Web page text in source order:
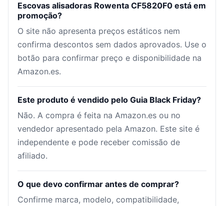
Escovas alisadoras Rowenta CF5820F0 está em
promoção?
O site não apresenta preços estáticos nem
confirma descontos sem dados aprovados. Use o
botão para confirmar preço e disponibilidade na
Amazon.es.
Este produto é vendido pelo Guia Black Friday?
Não. A compra é feita na Amazon.es ou no
vendedor apresentado pela Amazon. Este site é
independente e pode receber comissão de
afiliado.
O que devo confirmar antes de comprar?
Confirme marca, modelo, compatibilidade,